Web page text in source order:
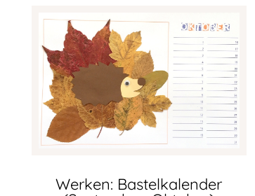
Werken: Bastelkalender